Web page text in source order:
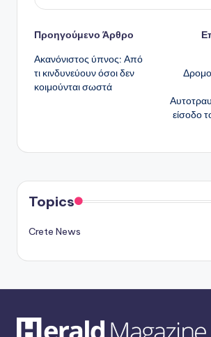
Πλοήγηση
δημοσιεύσεων
Προηγούμενο Άρθρο
Ακανόνιστος ύπνος: Από
τι κινδυνεύουν όσοι δεν
κοιμούνται σωστά
είσοδο
Topics
Crete News